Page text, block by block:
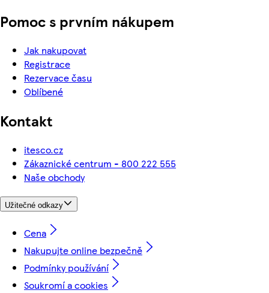
Pomoc s prvním nákupem
Jak nakupovat
Registrace
Rezervace času
Oblíbené
Kontakt
itesco.cz
Zákaznické centrum - 800 222 555
Naše obchody
Užitečné odkazy
Cena
Nakupujte online bezpečně
Podmínky používání
Soukromí a cookies